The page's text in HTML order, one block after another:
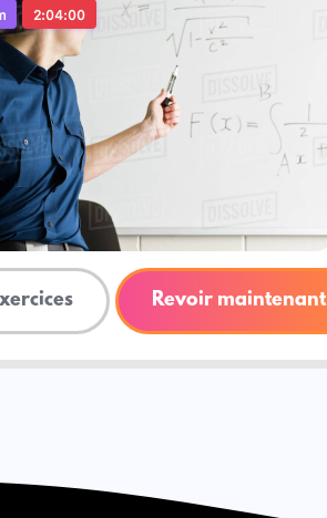
2:04:00
Revoir maintenant